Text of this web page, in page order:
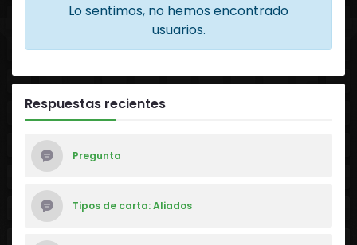
Lo sentimos, no hemos encontrado
usuarios.
Respuestas recientes
Pregunta
Tipos de carta: Aliados